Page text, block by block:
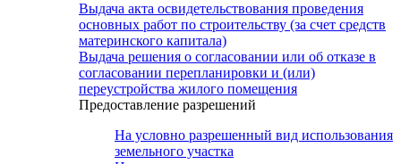
Выдача акта освидетельствования проведения
основных работ по строительству (за счет средств
материнского капитала)
Выдача решения о согласовании или об отказе в
согласовании перепланировки и (или)
переустройства жилого помещения
Предоставление разрешений
На условно разрешенный вид использования
земельного участка